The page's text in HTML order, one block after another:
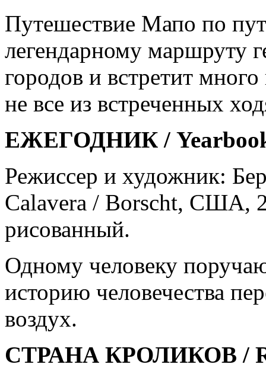
Путешествие Мапо по
легендарному маршруту
городов и встретит
не все из встреченных
ЕЖЕГОДНИК /
Режиссер и художник:
Calavera / Borscht, США,
рисованный.
Одному человеку
историю человечества
воздух.
СТРАНА КРОЛИКОВ /